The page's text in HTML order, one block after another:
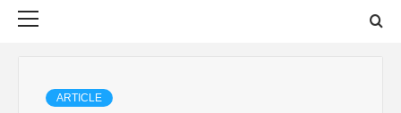
ARTICLE